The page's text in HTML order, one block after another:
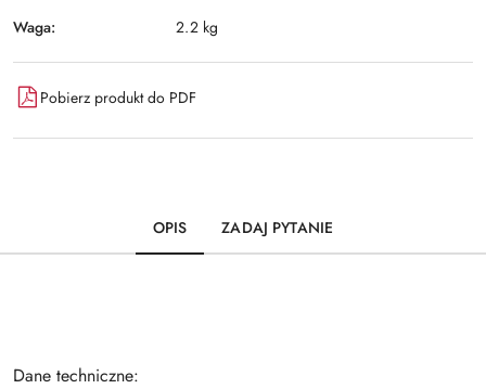
Waga: 2.2 kg
Pobierz produkt do PDF
OPIS ZADAJ PYTANIE
Dane techniczne: